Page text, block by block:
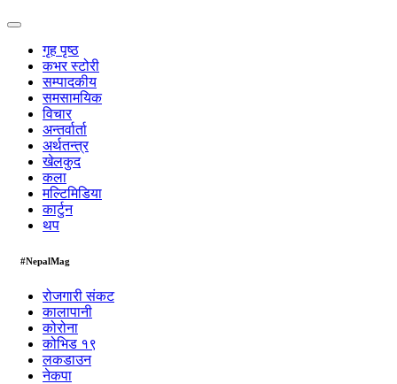
गृह पृष्ठ
कभर स्टोरी
सम्पादकीय
समसामयिक
विचार
अन्तर्वार्ता
अर्थतन्त्र
खेलकुद
कला
मल्टिमिडिया
कार्टुन
थप
#NepalMag
रोजगारी संकट
कालापानी
कोरोना
कोभिड १९
लकडाउन
नेकपा